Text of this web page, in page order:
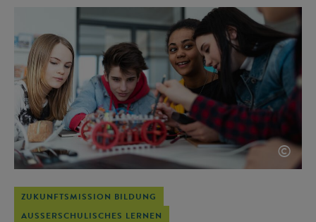
©
ZUKUNFTSMISSION BILDUNG
AUSSERSCHULISCHES LERNEN